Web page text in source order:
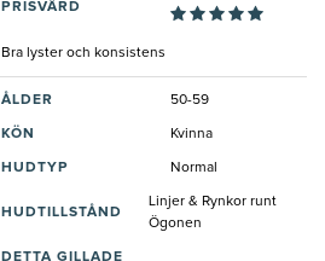
PRISVÄRD
Bra lyster och konsistens
ÅLDER 50-59
KÖN Kvinna
HUDTYP Normal
HUDTILLSTÅND
Linjer & Rynkor runt
Ögonen
DETTA GILLADE